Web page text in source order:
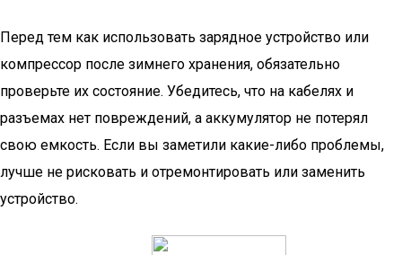
Перед тем как использовать зарядное устройство или
компрессор после зимнего хранения, обязательно
проверьте их состояние. Убедитесь, что на кабелях и
разъемах нет повреждений, а аккумулятор не потерял
свою емкость. Если вы заметили какие-либо проблемы,
лучше не рисковать и отремонтировать или заменить
устройство.